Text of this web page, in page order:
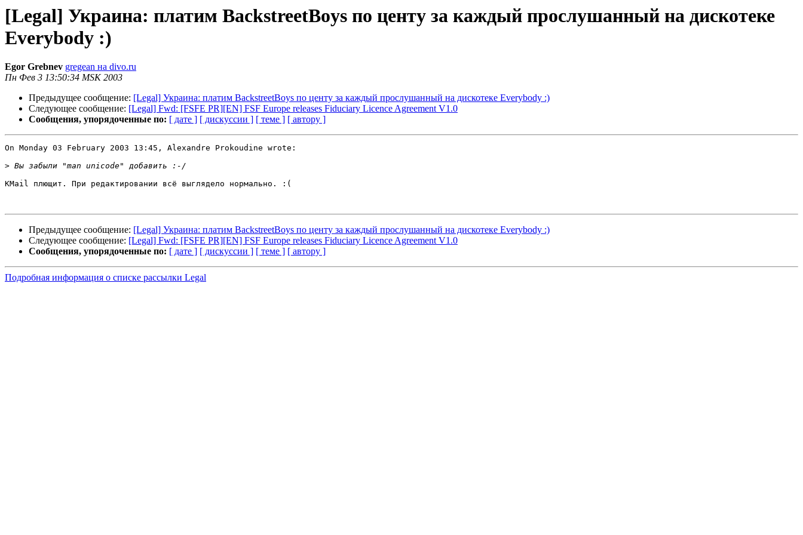
[Legal] Украина: платим BackstreetBoys по центу за каждый прослушанный на дискотеке
Everybody :)
Egor Grebnev gregean на divo.ru
Пн Фев 3 13:50:34 MSK 2003
Предыдущее сообщение: [Legal] Украина: платим BackstreetBoys по центу за каждый прослушанный на дискотеке Everybody :)
Следующее сообщение: [Legal] Fwd: [FSFE PR][EN] FSF Europe releases Fiduciary Licence Agreement V1.0
Сообщения, упорядоченные по: [ дате ] [ дискуссии ] [ теме ] [ автору ]
On Monday 03 February 2003 13:45, Alexandre Prokoudine wrote:
>
KMail плющит. При редактировании всё выглядело нормально. :(
Предыдущее сообщение: [Legal] Украина: платим BackstreetBoys по центу за каждый прослушанный на дискотеке Everybody :)
Следующее сообщение: [Legal] Fwd: [FSFE PR][EN] FSF Europe releases Fiduciary Licence Agreement V1.0
Сообщения, упорядоченные по: [ дате ] [ дискуссии ] [ теме ] [ автору ]
Подробная информация о списке рассылки Legal